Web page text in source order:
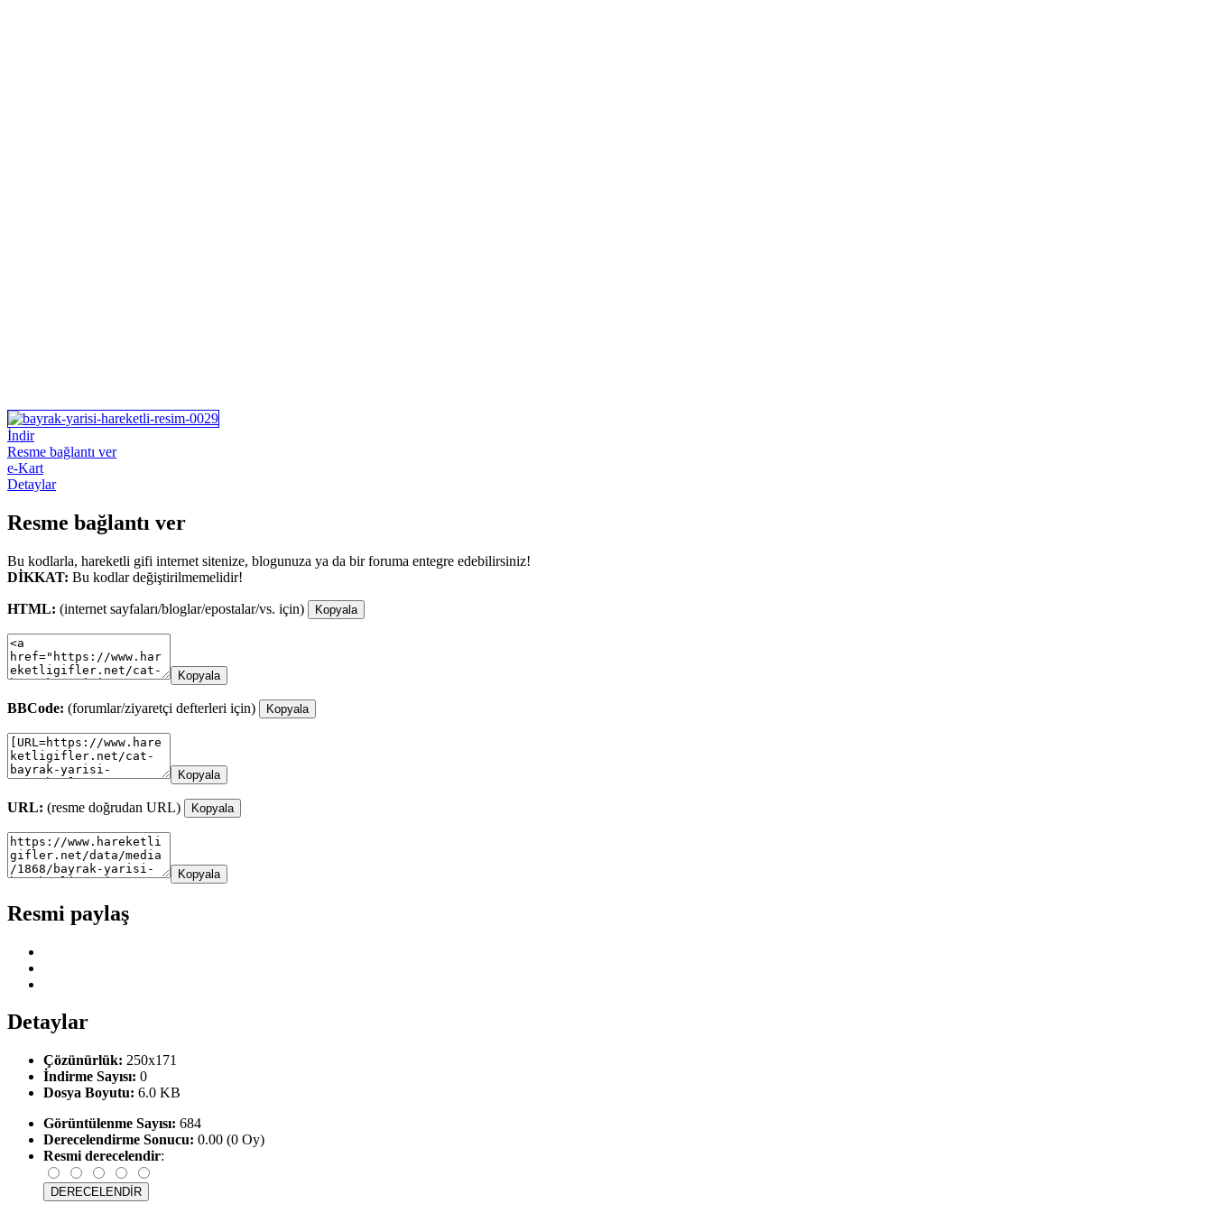
İndir
Resme bağlantı ver
e-Kart
Detaylar
Resme bağlantı ver
Bu kodlarla, hareketli gifi internet sitenize, blogunuza ya da bir foruma entegre edebilirsiniz!
DİKKAT: Bu kodlar değiştirilmemelidir!
HTML: (internet sayfaları/bloglar/epostalar/vs. için) Kopyala
Kopyala
BBCode: (forumlar/ziyaretçi defterleri için) Kopyala
Kopyala
URL: (resme doğrudan URL) Kopyala
Kopyala
Resmi paylaş
Detaylar
Çözünürlük: 250x171
İndirme Sayısı: 0
Dosya Boyutu: 6.0 KB
Görüntülenme Sayısı: 684
Derecelendirme Sonucu: 0.00 (0 Oy)
Resmi derecelendir: